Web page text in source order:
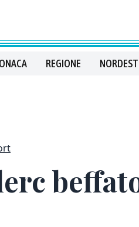
REGIONE NORDEST